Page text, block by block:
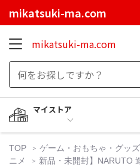
mikatsuki-ma.com
mikatsuki-ma.com
マイストア
TOP ゲーム・おもちゃ・グッズ
ニメ
新品・未開封】NARUTO